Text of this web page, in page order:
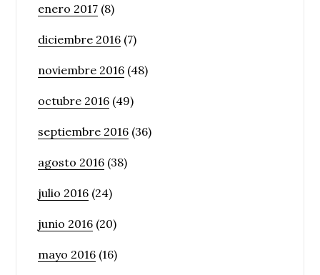
enero 2017 (8)
diciembre 2016 (7)
noviembre 2016 (48)
octubre 2016 (49)
septiembre 2016 (36)
agosto 2016 (38)
julio 2016 (24)
junio 2016 (20)
mayo 2016 (16)